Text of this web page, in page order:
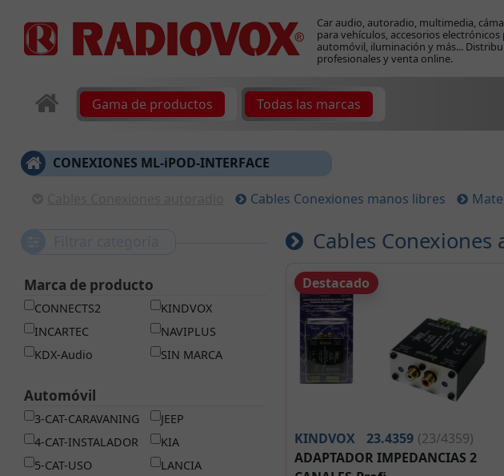
Car audio, autoradio, multimedia,
para vehículos, accesorios electrónicos
automóvil, iluminación y más...
profesionales y venta online.
Gama de productos Todas las marcas
CONEXIONES ML-iPOD-INTERFACE
Cables Conexiones manos libres
Marca de producto
CONNECTS2
INCARTEC
KDX-Audio
KINDVOX
NAVIPLUS
SIN MARCA
Automóvil
3-CAT-CARAVANING
4-CAT-INSTALADOR
5-CAT-USO
JEEP
KIA
LANCIA
Cables Conexiones
Destacado
KINDVOX 23.4359 (23/4359)
ADAPTADOR IMPEDANCIAS 2